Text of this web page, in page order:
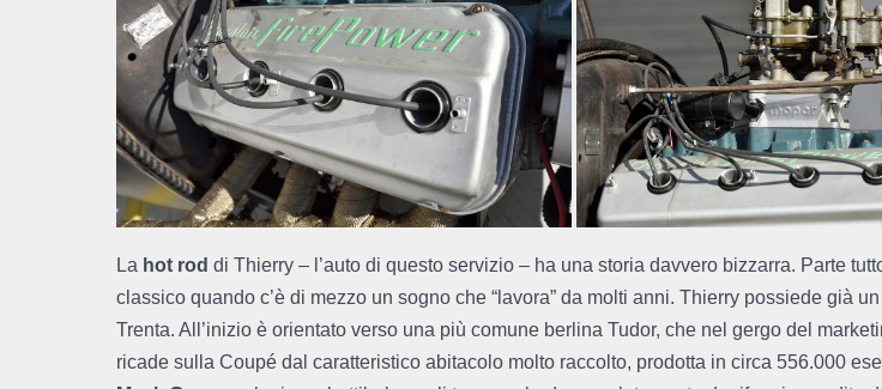
La hot rod di Thierry – l’auto di questo servizio – ha una storia davvero bizzarra. Parte
classico quando c’è di mezzo un sogno che “lavora” da molti anni. Thierry possiede già
Trenta. All’inizio è orientato verso una più comune berlina Tudor, che nel gergo del
ricade sulla Coupé dal caratteristico abitacolo molto raccolto, prodotta in circa 556.000